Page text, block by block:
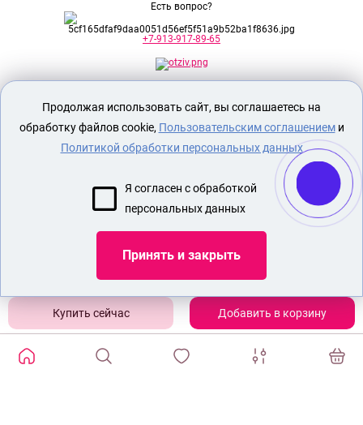
Добавить в корзину
Есть вопрос?
+7-913-917-89-65
Секс шоп Доктор Любви
исключительно для лиц старше 18 лет!
Евразийского соответствия.
ОПЛАТА И ДОСТАВКА
СЕКС ИГРУШКИ
БДСМ ИГРУШКИ
СТРАПОН
Показать еще
Продолжая использовать сайт, вы соглашаетесь на
обработку файлов cookie, Пользовательским соглашениеми
Политикой обработки персональных данных
Я согласен с обработкой
персональных данных
Принять и закрыть